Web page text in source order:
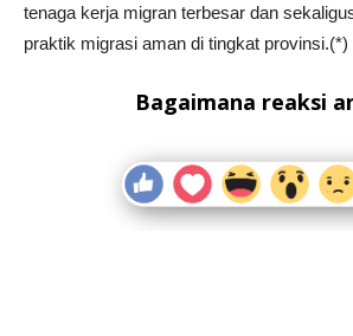
tenaga kerja migran terbesar dan
praktik migrasi aman di tingkat provinsi.(*)
Bagaimana reaksi